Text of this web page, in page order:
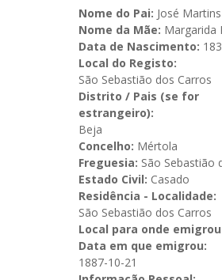
Nome do Pai: José Martins
Nome da Mãe: Margarida
Data de Nascimento:
Local do Registo:
São Sebastião dos Carros
Distrito / Pais (se for
estrangeiro):
Beja
Concelho: Mértola
Freguesia: São Sebastião
Estado Civil: Casado
Residência - Localidade:
São Sebastião dos Carros
Local para onde
Data em que emigrou:
1887-10-21